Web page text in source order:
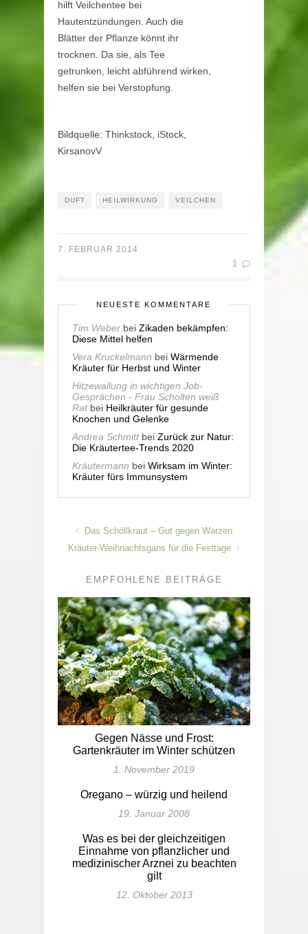
hilft Veilchentee bei
Hautentzündungen. Auch die
Blätter der Pflanze könnt ihr
trocknen. Da sie, als Tee
getrunken, leicht abführend wirken,
helfen sie bei Verstopfung.
Bildquelle: Thinkstock, iStock,
KirsanovV
DUFT HEILWIRKUNG VEILCHEN
7. FEBRUAR 2014
1
NEUESTE KOMMENTARE
Tim Weber bei Zikaden bekämpfen:
Diese Mittel helfen
Vera Kruckelmann bei Wärmende
Kräuter für Herbst und Winter
Hitzewallung in wichtigen Job-
Gesprächen - Frau Scholten weiß
Ratbei Heilkräuter für gesunde
Knochen und Gelenke
Andrea Schmittbei Zurück zur Natur:
Die Kräutertee-Trends 2020
Kräutermann bei Wirksam im Winter:
Kräuter fürs Immunsystem
Das Schöllkraut – Gut gegen Warzen
Kräuter-Weihnachtsgans für die Festtage
EMPFOHLENE BEITRÄGE
Gegen Nässe und Frost:
Gartenkräuter im Winter schützen
1. November 2019
Oregano – würzig und heilend
19. Januar 2008
Was es bei der gleichzeitigen
Einnahme von pflanzlicher und
medizinischer Arznei zu beachten
gilt
12. Oktober 2013